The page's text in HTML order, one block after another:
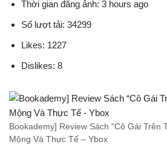
Thời gian đăng ảnh: 3 hours ago
Số lượt tải: 34299
Likes: 1227
Dislikes: 8
Bookademy] Review Sách “Cô Gái Trên
Mộng Và Thực Tế – Ybox